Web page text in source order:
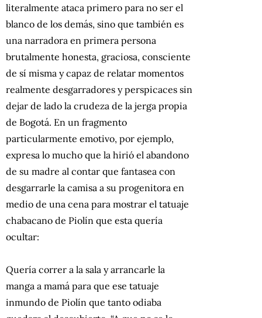
literalmente ataca primero para no ser el
blanco de los demás, sino que también es
una narradora en primera persona
brutalmente honesta, graciosa, consciente
de sí misma y capaz de relatar momentos
realmente desgarradores y perspicaces sin
dejar de lado la crudeza de la jerga propia
de Bogotá. En un fragmento
particularmente emotivo, por ejemplo,
expresa lo mucho que la hirió el abandono
de su madre al contar que fantasea con
desgarrarle la camisa a su progenitora en
medio de una cena para mostrar el tatuaje
chabacano de Piolín que esta quería
ocultar:
Quería correr a la sala y arrancarle la
manga a mamá para que ese tatuaje
inmundo de Piolín que tanto odiaba